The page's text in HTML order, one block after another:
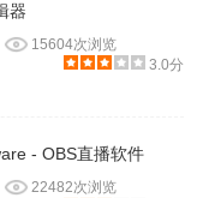
器
15604次浏览
3.0分
- OBS直播软件
22482次浏览